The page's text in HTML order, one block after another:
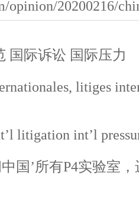
opinion/20200216/
国际诉讼 国际压力
litiges
litigation int’l
国’所有P4实验室